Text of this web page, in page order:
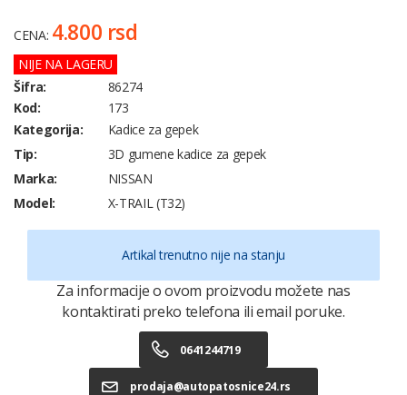
CENA: 4.800 rsd
NIJE NA LAGERU
Šifra:
86274
Kod:
173
Kategorija:
Kadice za gepek
Tip:
3D gumene kadice za gepek
Marka:
NISSAN
Model:
X-TRAIL (T32)
Artikal trenutno nije na stanju
Za informacije o ovom proizvodu možete nas
kontaktirati preko telefona ili email poruke.
0641244719
prodaja@autopatosnice24.rs